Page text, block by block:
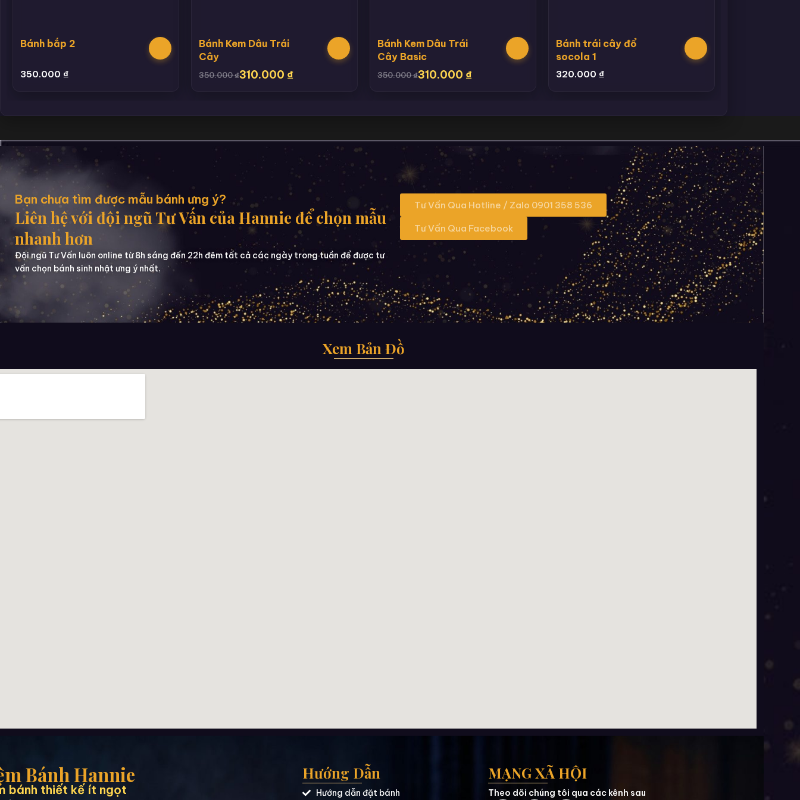
Bánh bắp 2
350.000 ₫
Bánh Kem Dâu Trái
Cây
350.000₫310.000 ₫
Bánh Kem Dâu Trái
Cây Basic
350.000₫310.000 ₫
Bánh trái cây đổ
socola 1
320.000 ₫
Bạn chưa tìm được mẫu bánh ưng ý?
Liên hệ với đội ngũ Tư Vấn của Hannie để chọn mẫu
nhanh hơn
Đội ngũ Tư Vấn luôn online từ 8h sáng đến 22h đêm tất cả các ngày trong tuần để được tư
vấn chọn bánh sinh nhật ưng ý nhất.
Tư Vấn Qua Hotline / Zalo 0901 358 536
Tư Vấn Qua Facebook
Xem Bản Đồ
Bánh Hannie
bánh thiết kế ít ngọt
Hướng Dẫn
Hướng dẫn đặt bánh
MẠNG XÃ HỘI
Theo dõi chúng tôi qua các kênh sau